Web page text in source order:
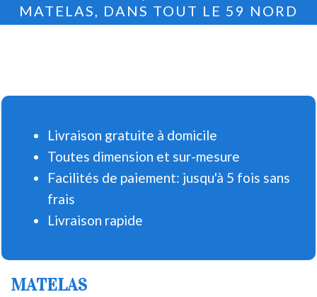
MATELAS, DANS TOUT LE 59 NORD
Livraison gratuite à domicile
Toutes dimension et sur-mesure
Facilités de paiement: jusqu'à 5 fois sans
frais
Livraison rapide
MATELAS